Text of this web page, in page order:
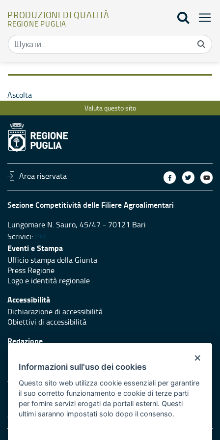
PRODUZIONI DI QUALITÀ
REGIONE PUGLIA
Valuta questo sito - Produzioni di qualità
Ascolta
Valuta questo sito
Area riservata
Sezione Competitività delle Filiere Agroalimentari
Lungomare N. Sauro, 45/47 - 70121 Bari
Scrivici: PEC
Eventi e Stampa
Ufficio stampa della Giunta
Press Regione
Logo e identità regionale
Accessibilità
Dichiarazione di accessibilità
Obiettivi di accessibilità
Redazione
Protezione civile
Vai al sito di Protezione Civile Puglia
Iniziativa finanziata con risorse del POR Puglia 2014/2020 -
Asse XI
×
Informazioni sull'uso dei cookies
Questo sito web utilizza cookie essenziali per garantire
il suo corretto funzionamento e cookie di terze parti
per fornire servizi erogati da portali esterni. Questi
ultimi saranno impostati solo dopo il consenso.